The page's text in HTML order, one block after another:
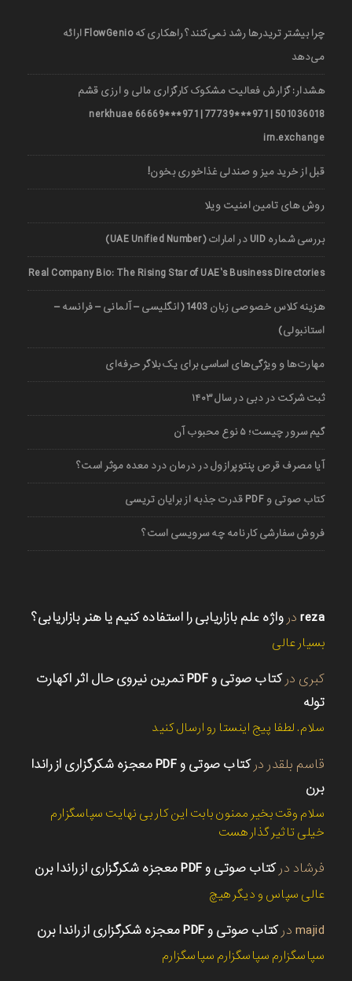
چرا بیشتر تریدرها رشد نمی‌کنند؟ راهکاری که FlowGenio ارائه
می‌دهد
هشدار: گزارش فعالیت مشکوک کارگزاری مالی و ارزی قشم
501036018 | 971***77739 | 971***66669 nerkhuae
irn.exchange
قبل از خرید میز و صندلی غذاخوری بخون!
روش های تامین امنیت ویلا
بررسی شماره UID در امارات (UAE Unified Number)
Real Company Bio: The Rising Star of UAE’s Business Directories
هزینه کلاس خصوصی زبان 1403 (انگلیسی – آلمانی – فرانسه –
استانبولی)
مهارت‌ها و ویژگی‌های اساسی برای یک بلاگر حرفه‌ای
ثبت شرکت در دبی در سال ۱۴۰۳
گیم سرور چیست؛ ۵ نوع محبوب آن
آیا مصرف قرص پنتوپرازول در درمان درد معده موثر است؟
کتاب صوتی و PDF قدرت جذبه از برایان تریسی
فروش سفارشی کارنامه چه سرویسی است؟
reza در واژه علم بازاریابی را استفاده کنیم یا هنر بازاریابی؟
بسیار عالی
کبری در
کتاب صوتی و PDF تمرین نیروی حال اثر اکهارت
توله
سلام. لطفا پیج اینستا رو ارسال کنید
قاسم بلقدر در
کتاب صوتی و PDF معجزه شکرگزاری از راندا
برن
سلام وقت بخیر ممنون بابت این کار بی نهایت سپاسگزارم
خیلی تاثیر گذار هست
فرشاد درکتاب صوتی و PDF معجزه شکرگزاری از راندا برن
عالی سپاس و دیگر هیچ
majid درکتاب صوتی و PDF معجزه شکرگزاری از راندا برن
سپاسگزارم سپاسگزارم سپاسگزارم